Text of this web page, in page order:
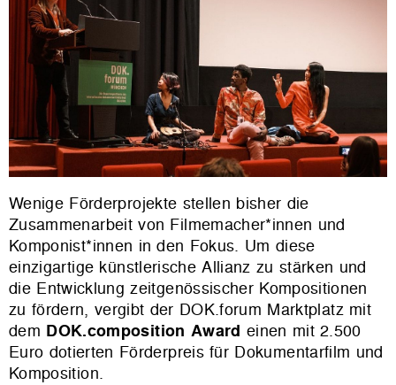
Wenige Förderprojekte stellen bisher die
Zusammenarbeit von Filmemacher*innen und
Komponist*innen in den Fokus. Um diese
einzigartige künstlerische Allianz zu stärken und
die Entwicklung zeitgenössischer Kompositionen
zu fördern, vergibt der DOK.forum Marktplatz mit
dem DOK.composition Award einen mit 2.500
Euro dotierten Förderpreis für Dokumentarfilm und
Komposition.